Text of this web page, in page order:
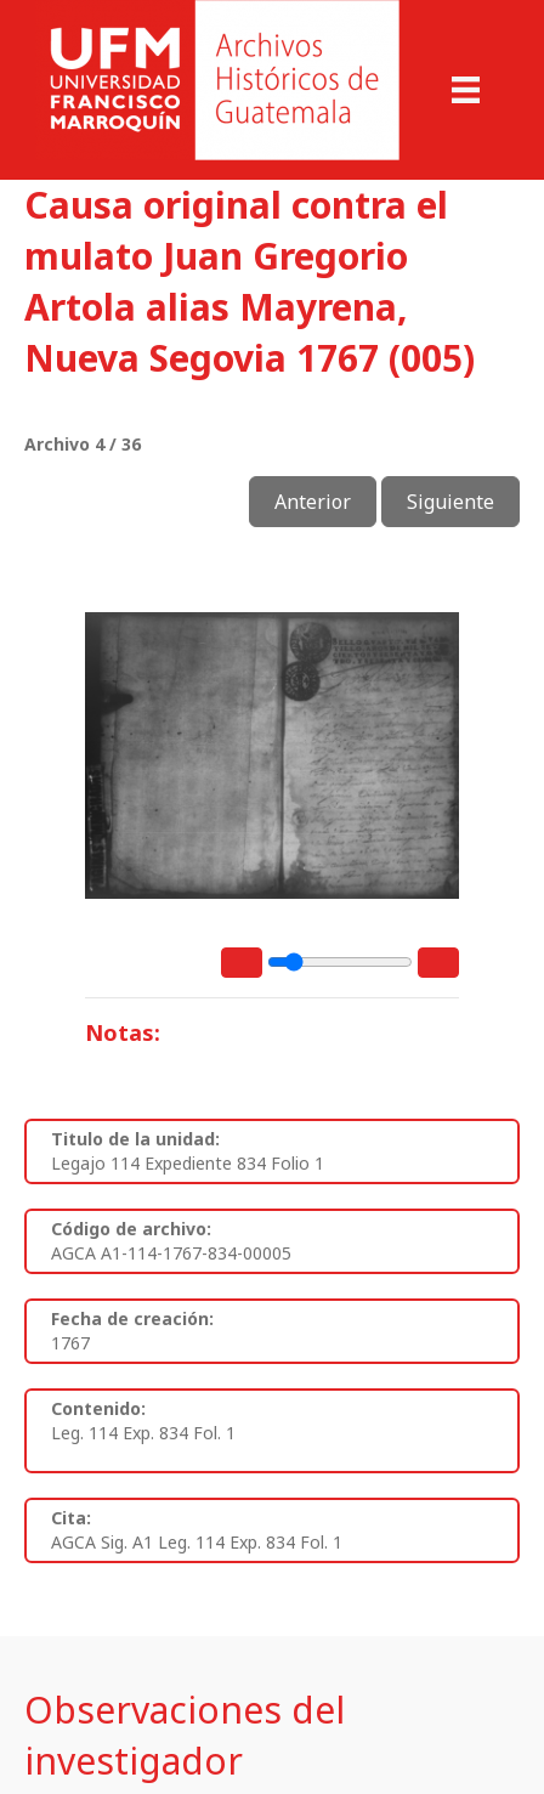
Causa original contra el
mulato Juan Gregorio
Artola alias Mayrena,
Nueva Segovia 1767 (005)
Archivo 4 / 36
Anterior Siguiente
Notas:
Titulo de la unidad:
Legajo 114 Expediente 834 Folio 1
Código de archivo:
AGCA A1-114-1767-834-00005
Fecha de creación:
1767
Contenido:
Leg. 114 Exp. 834 Fol. 1
Cita:
AGCA Sig. A1 Leg. 114 Exp. 834 Fol. 1
Observaciones del
investigador